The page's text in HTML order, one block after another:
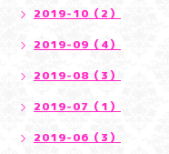
2019-10（2）
2019-09（4）
2019-08（3）
2019-07（1）
2019-06（3）